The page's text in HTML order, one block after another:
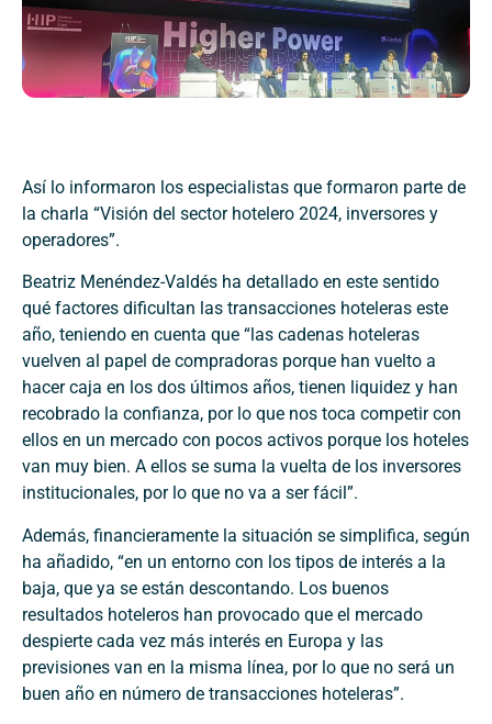
Así lo informaron los especialistas que formaron parte de
la charla “Visión del sector hotelero 2024, inversores y
operadores”.
Beatriz Menéndez-Valdés ha detallado en este sentido
qué factores dificultan las transacciones hoteleras este
año, teniendo en cuenta que “las cadenas hoteleras
vuelven al papel de compradoras porque han vuelto a
hacer caja en los dos últimos años, tienen liquidez y han
recobrado la confianza, por lo que nos toca competir con
ellos en un mercado con pocos activos porque los hoteles
van muy bien. A ellos se suma la vuelta de los inversores
institucionales, por lo que no va a ser fácil”.
Además, financieramente la situación se simplifica, según
ha añadido, “en un entorno con los tipos de interés a la
baja, que ya se están descontando. Los buenos
resultados hoteleros han provocado que el mercado
despierte cada vez más interés en Europa y las
previsiones van en la misma línea, por lo que no será un
buen año en número de transacciones hoteleras”.